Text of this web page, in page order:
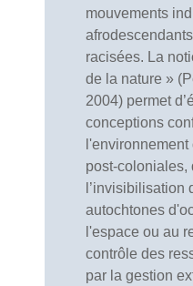
mouvements
racisées. La
de la nature »
2004) permet
conceptions
post-coloniales,
l’invisibilisation
autochtones
l'espace ou au
contrôle des
par la gestion